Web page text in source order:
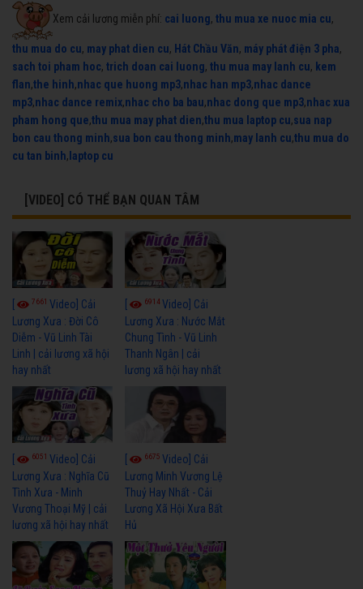
Xem cải lương miễn phí: cai luong, thu mua xe nuoc mia cu,
thu mua do cu, may phat dien cu, Hát Chầu Văn, máy phát điện 3 pha,
sach toi pham hoc, trich doan cai luong, thu mua may lanh cu, kem
flan,the hinh,nhac que huong mp3,nhac han mp3,nhac dance
mp3,nhac dance remix,nhac cho ba bau,nhac dong que mp3,nhac xua
pham hong que,thu mua may phat dien,thu mua laptop cu,sua nap
bon cau thong minh,sua bon cau thong minh,may lanh cu,thu mua do
cu tan binh, laptop cu
[VIDEO] CÓ THỂ BẠN QUAN TÂM
7661 Video] Cải
Lương Xưa : Đời Cô
Diễm - Vũ Linh Tài
Linh | cải lương xã hội
hay nhất
6914Video] Cải
Lương Xưa : Nước Mắt
Chung Tình - Vũ Linh
Thanh Ngân | cải
lương xã hội hay nhất
[ 6051 Video] Cải
Lương Xưa : Nghĩa Cũ
Tình Xưa - Minh
Vương Thoại Mỹ | cải
lương xã hội hay nhất
[ 6675Video] Cải
Lương Minh Vương Lệ
Thuỷ Hay Nhất - Cải
Lương Xã Hội Xưa Bất
Hủ